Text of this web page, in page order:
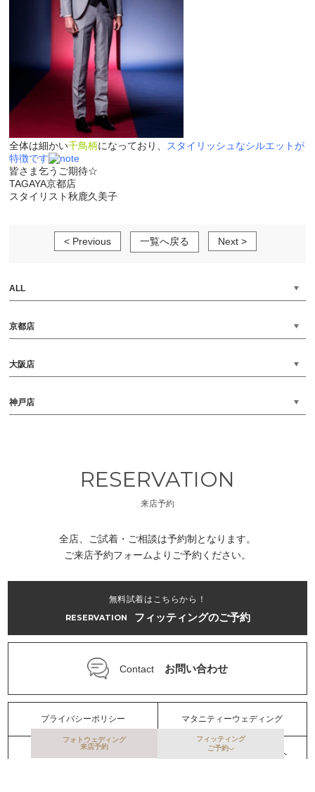
フィッティング
ご予約
フォトウェディング
来店予約
全体は細かい千鳥柄になっており、 スタイリッシュなシルエットが
特徴です
皆さま乞うご期待☆
TAGAYA京都店
スタイリスト秋鹿久美子
< Previous 一覧へ戻る Next >
ALL
京都店
大阪店
神戸店
RESERVATION
来店予約
全店、ご試着・ご相談は予約制となります。
ご来店予約フォームよりご予約ください。
無料試着はこちらから！
RESERVATION
フィッティングのご予約
Contact お問い合わせ
プライバシーポリシー マタニティーウェディング
提携をお考えの会場様へ お持ち込みを希望のお客様へ